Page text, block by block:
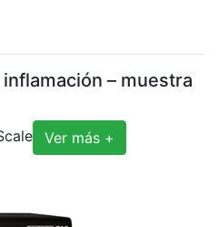
– muestra
Ver más +